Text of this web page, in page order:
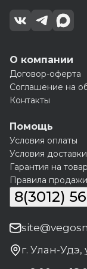
О компании
Договор-оферта
Соглашение на
Контакты
Помощь
Условия оплаты
Условия доставки
Гарантия на товар
Правила
8(3012)
г. Улан-Удэ,